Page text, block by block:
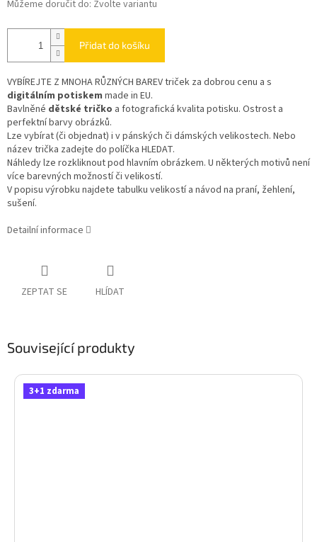
Můžeme doručit do: Zvolte variantu
Přidat do košíku
VYBÍREJTE Z MNOHA RŮZNÝCH BAREV triček za dobrou cenu a s
digitálním potiskem made in EU.
Bavlněné dětské tričko a fotografická kvalita potisku. Ostrost a
perfektní barvy obrázků.
Lze vybírat (či objednat) i v pánských či dámských velikostech. Nebo
název trička zadejte do políčka HLEDAT.
Náhledy lze rozkliknout pod hlavním obrázkem. U některých motivů není
více barevných možností či velikostí.
V popisu výrobku najdete tabulku velikostí a návod na praní, žehlení,
sušení.
Detailní informace
ZEPTAT SE HLÍDAT
Související produkty
3+1 zdarma